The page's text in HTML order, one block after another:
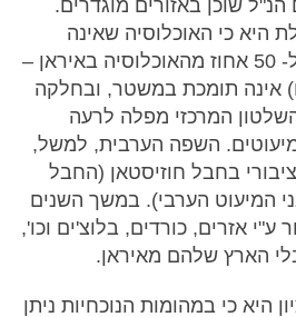
שוכן באזורים מוגדרים.
היא כי האוכלוסיה שאינה
פרסית (שמהווה קרוב ל- 50 אחוז מהאוכלוסיה באיראן –
אינה תומכת במשטר, ובחלקה
המרכזי מפלה לרעה
השפה הערבית, למשל,
בחבל חוזיסטאן (החבל
המיעוט הערבי). במשך השנים
ע"י אזרים, כורדים, בלוצ'ים וכו',
הארץ שלהם מאיראן.
היא כי במהומות הנוכחיות ניתן